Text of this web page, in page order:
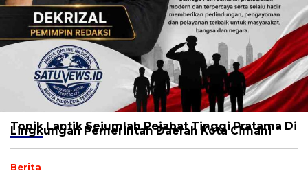
Topik Lantik Sejumlah Pejabat Tinggi Pratama Di
Lingkungan Pemerintah Daerah Kota Cimahi
Berita